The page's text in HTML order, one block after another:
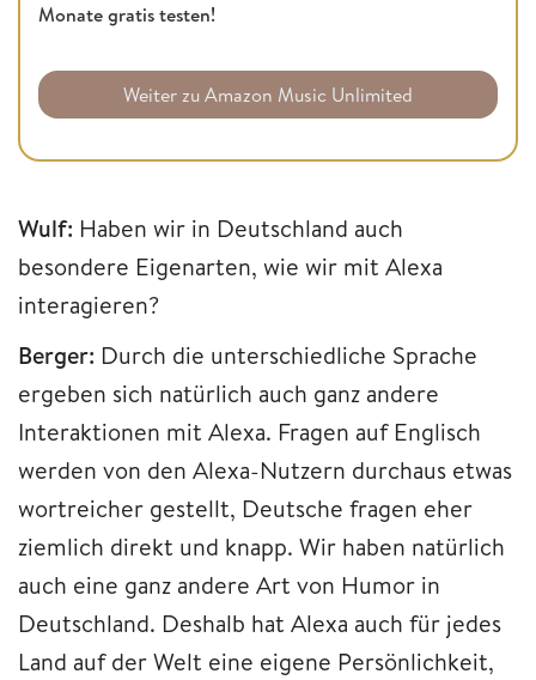
Monate gratis testen!
Weiter zu Amazon Music Unlimited
Wulf: Haben wir in Deutschland auch
besondere Eigenarten, wie wir mit Alexa
interagieren?
Berger: Durch die unterschiedliche Sprache
ergeben sich natürlich auch ganz andere
Interaktionen mit Alexa. Fragen auf Englisch
werden von den Alexa-Nutzern durchaus etwas
wortreicher gestellt, Deutsche fragen eher
ziemlich direkt und knapp. Wir haben natürlich
auch eine ganz andere Art von Humor in
Deutschland. Deshalb hat Alexa auch für jedes
Land auf der Welt eine eigene Persönlichkeit,